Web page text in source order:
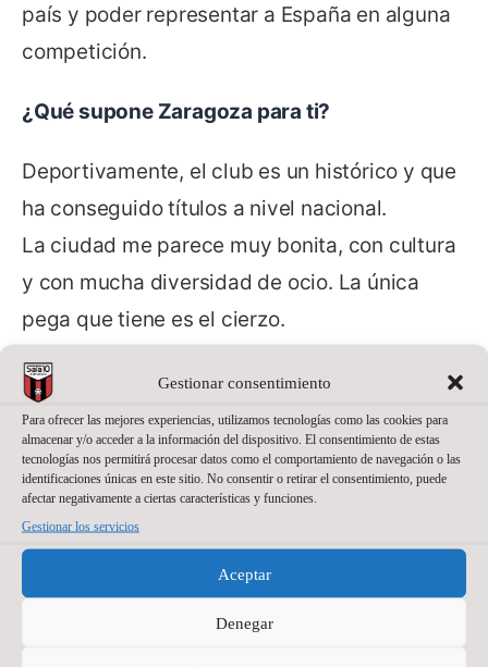
Gestionar consentimiento
Para ofrecer las mejores experiencias, utilizamos tecnologías como las cookies para
almacenar y/o acceder a la información del dispositivo. El consentimiento de estas
tecnologías nos permitirá procesar datos como el comportamiento de navegación o las
identificaciones únicas en este sitio. No consentir o retirar el consentimiento, puede
afectar negativamente a ciertas características y funciones.
Gestionar los servicios
Aceptar
Denegar
país y poder representar a España en alguna
competición.
¿Qué supone Zaragoza para ti?
Deportivamente, el club es un histórico y que
ha conseguido títulos a nivel nacional.
La ciudad me parece muy bonita, con cultura
y con mucha diversidad de ocio. La única
pega que tiene es el cierzo.